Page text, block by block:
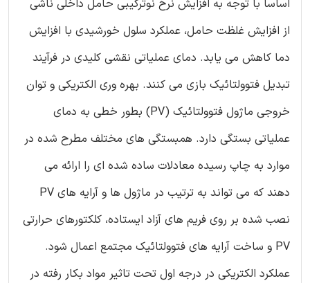
اساسا با توجه به افزایش نرخ نوترکیبی حامل داخلی ناشی
از افزایش غلظت حامل، عملکرد سلول خورشیدی با افزایش
دما کاهش می یابد. دمای عملیاتی نقشی کلیدی در فرآیند
تبدیل فتوولتائیک بازی می کنند. بهره وری الکتریکی و توان
خروجی ماژول فتوولتائیک (PV) بطور خطی به دمای
عملیاتی بستگی دارد. همبستگی های مختلف مطرح شده در
موارد به چاپ رسیده معادلات ساده شده ای را ارائه می
دهند که می تواند به ترتیب در ماژول ها و آرایه های PV
نصب شده بر روی فریم های آزاد ایستاده، کلکتورهای حرارتی
PV و ساخت آرایه های فتوولتائیک مجتمع اعمال شود.
عملکرد الکتریکی در درجه اول تحت تاثیر مواد بکار رفته در